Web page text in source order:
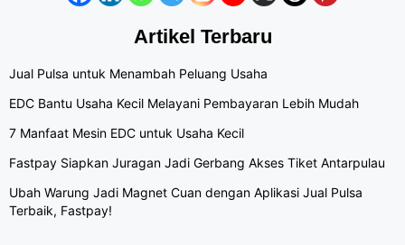
Artikel Terbaru
Jual Pulsa untuk Menambah Peluang Usaha
EDC Bantu Usaha Kecil Melayani Pembayaran Lebih Mudah
7 Manfaat Mesin EDC untuk Usaha Kecil
Fastpay Siapkan Juragan Jadi Gerbang Akses Tiket Antarpulau
Ubah Warung Jadi Magnet Cuan dengan Aplikasi Jual Pulsa
Terbaik, Fastpay!